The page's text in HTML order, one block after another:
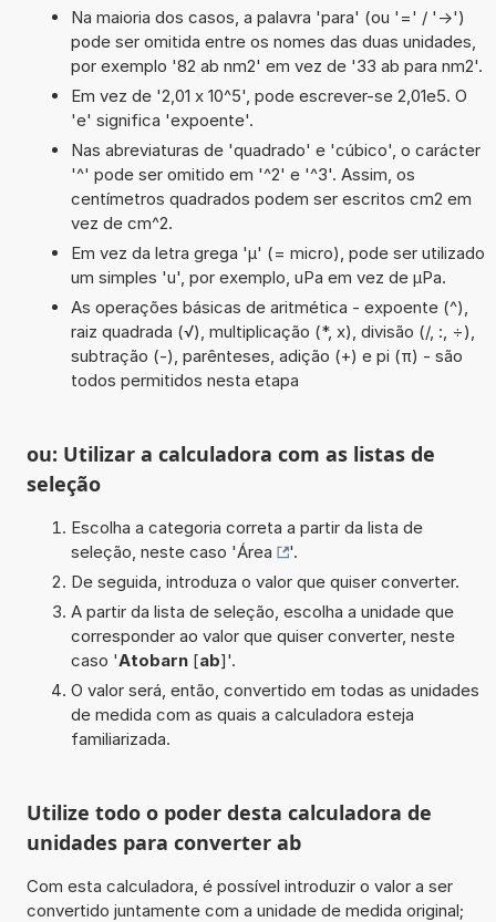
Na maioria dos casos, a palavra 'para' (ou '=' / '->')
pode ser omitida entre os nomes das duas unidades,
por exemplo '82 ab nm2' em vez de '33 ab para nm2'.
Em vez de '2,01 x 10^5', pode escrever-se 2,01e5. O
'e' significa 'expoente'.
Nas abreviaturas de 'quadrado' e 'cúbico', o carácter
'^' pode ser omitido em '^2' e '^3'. Assim, os
centímetros quadrados podem ser escritos cm2 em
vez de cm^2.
Em vez da letra grega 'µ' (= micro), pode ser utilizado
um simples 'u', por exemplo, uPa em vez de µPa.
As operações básicas de aritmética - expoente (^),
raiz quadrada (√), multiplicação (*, x), divisão (/, :, ÷),
subtração (-), parênteses, adição (+) e pi (π) - são
todos permitidos nesta etapa
ou: Utilizar a calculadora com as listas de
seleção
Escolha a categoria correta a partir da lista de
seleção, neste caso 'Área
'.
De seguida, introduza o valor que quiser converter.
A partir da lista de seleção, escolha a unidade que
corresponder ao valor que quiser converter, neste
caso 'Atobarn[ab]'.
O valor será, então, convertido em todas as unidades
de medida com as quais a calculadora esteja
familiarizada.
Utilize todo o poder desta calculadora de
unidades para converter ab
Com esta calculadora, é possível introduzir o valor a ser
convertido juntamente com a unidade de medida original;